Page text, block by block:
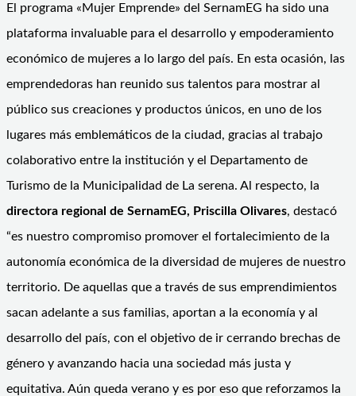
El programa «Mujer Emprende» del SernamEG ha sido una
plataforma invaluable para el desarrollo y empoderamiento
económico de mujeres a lo largo del país. En esta ocasión, las
emprendedoras han reunido sus talentos para mostrar al
público sus creaciones y productos únicos, en uno de los
lugares más emblemáticos de la ciudad, gracias al trabajo
colaborativo entre la institución y el Departamento de
Turismo de la Municipalidad de La serena. Al respecto, la
directora regional de SernamEG, Priscilla Olivares, destacó
“es nuestro compromiso promover el fortalecimiento de la
autonomía económica de la diversidad de mujeres de nuestro
territorio. De aquellas que a través de sus emprendimientos
sacan adelante a sus familias, aportan a la economía y al
desarrollo del país, con el objetivo de ir cerrando brechas de
género y avanzando hacia una sociedad más justa y
equitativa. Aún queda verano y es por eso que reforzamos la